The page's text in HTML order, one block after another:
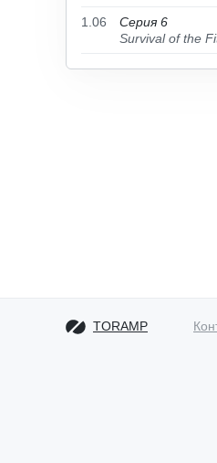
1.06
Серия 6
Survival of the
TORAMP